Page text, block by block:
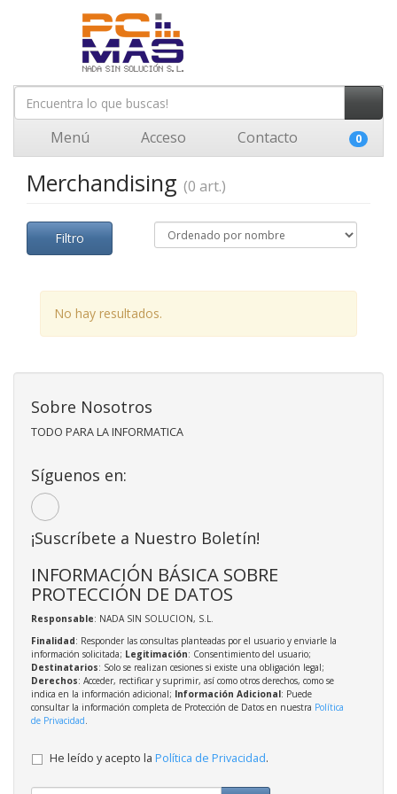
Menú Acceso Contacto 0
Merchandising (0 art.)
Filtro
No hay resultados.
Sobre Nosotros
TODO PARA LA INFORMATICA
Síguenos en:
¡Suscríbete a Nuestro Boletín!
INFORMACIÓN BÁSICA SOBRE
PROTECCIÓN DE DATOS
Responsable: NADA SIN SOLUCION, S.L.
Finalidad: Responder las consultas planteadas por el usuario y enviarle la
información solicitada; Legitimación: Consentimiento del usuario;
Destinatarios: Solo se realizan cesiones si existe una obligación legal;
Derechos: Acceder, rectificar y suprimir, así como otros derechos, como se
indica en la información adicional; Información Adicional: Puede
consultar la información completa de Protección de Datos en nuestra Política
de Privacidad.
He leído y acepto la Política de Privacidad.